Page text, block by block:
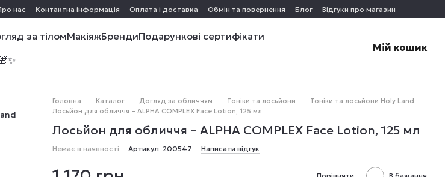
нас Контактна інформація Оплата і доставка Обмін та повернення Блог Відгуки про магазин
за тіломМакіяжБрендиПодарункові сертифікати
Мій кошик
Головна Каталог Догляд за обличчям Тоніки та лосьйони
Тоніки та лосьйони Holy Land
Лосьйон для обличчя – ALPHA COMPLEX Face Lotion, 125 мл
Лосьйон для обличчя – ALPHA COMPLEX Face Lotion, 125 мл
Немає в наявності Артикул: 200547 Написати відгук